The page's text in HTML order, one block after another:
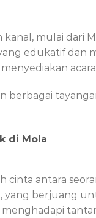
mulai dari
edukatif dan
berbagai
di Mola
cinta antara
yang berjuang